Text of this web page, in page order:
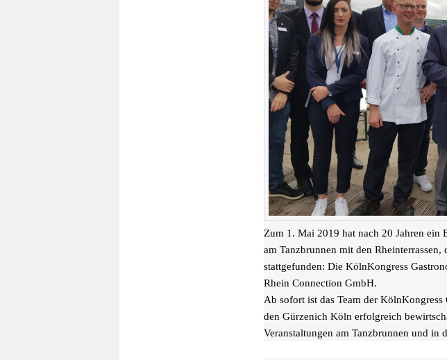
Zum 1. Mai 2019 hat nach 20 Jahren ein
am Tanzbrunnen mit den
stattgefunden: Die KölnKongress
Rhein Connection GmbH.
Ab sofort ist das Team der
den Gürzenich Köln erfolgreich
Veranstaltungen am Tanzbrunnen und in